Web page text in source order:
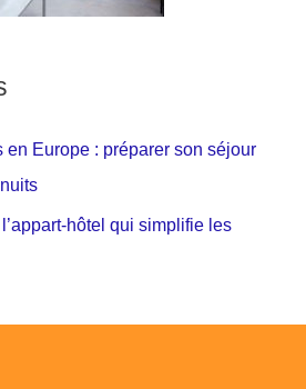
en Europe : préparer son séjour
hôtel qui simplifie les